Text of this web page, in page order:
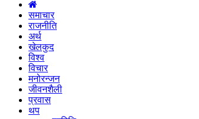
समाचार
राजनीति
अर्थ
खेलकुद
विश्व
विचार
मनोरन्जन
जीवनशैली
प्रवास
थप